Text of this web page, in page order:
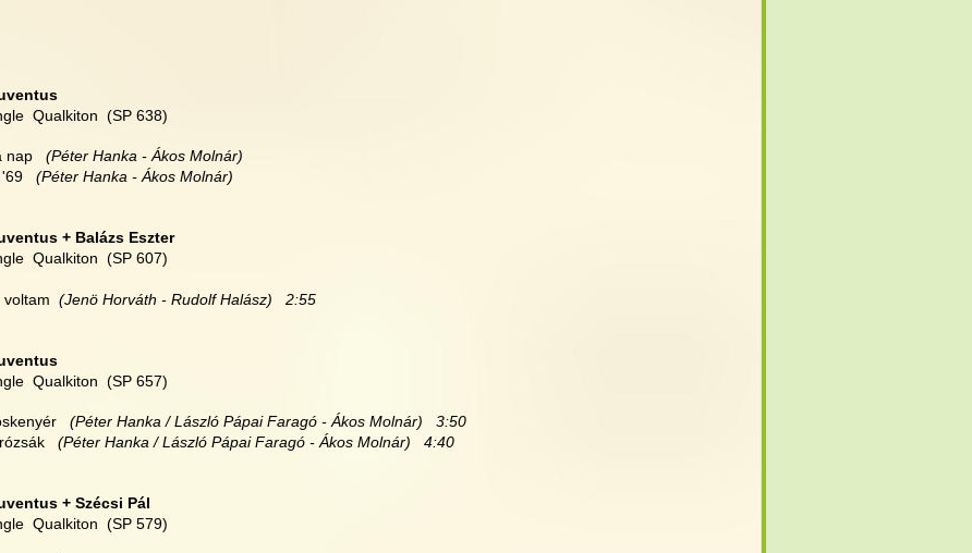
Qualkiton  (SP 638)
nap (Péter Hanka - Ákos Molnár)
'69 (Péter Hanka - Ákos Molnár)
+ Balázs Eszter
Qualkiton  (SP 607)
voltam (Jenö Horváth - Rudolf Halász)   2:55
Qualkiton  (SP 657)
(Péter Hanka / László Pápai Faragó - Ákos Molnár)   3:50
(Péter Hanka / László Pápai Faragó - Ákos Molnár)   4:40
+ Szécsi Pál
Qualkiton  (SP 579)